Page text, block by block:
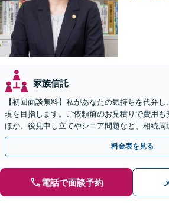
家族信託
【初回面談無料】私があなたの気持ちを代弁
現を目指します。ご依頼前のお見積りで費用
ほか、後見申し立てやシニア問題など、相続周
能」【WEB面談対応】
料金表を見る
電話で面談予約